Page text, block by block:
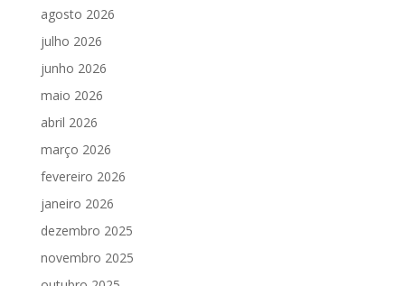
agosto 2026
julho 2026
junho 2026
maio 2026
abril 2026
março 2026
fevereiro 2026
janeiro 2026
dezembro 2025
novembro 2025